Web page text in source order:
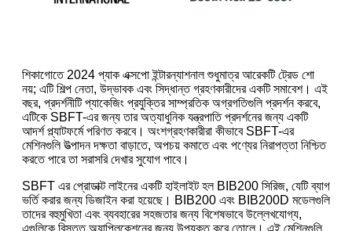
শিকাগোতে 2024 প্যাক এক্সপো ইন্টারন্যাশনাল শুধুমাত্র আরেকটি ট্রেড শো
নয়; এটি শিল্প নেতা, উদ্ভাবক এবং সিদ্ধান্ত গ্রহণকারীদের একটি সমাবেশ। এই
বছর, প্রদর্শনীটি প্যাকেজিং প্রযুক্তির সাম্প্রতিক অগ্রগতিগুলি প্রদর্শন করবে,
এটিকে SBFT-এর জন্য তার অত্যাধুনিক যন্ত্রপাতি প্রদর্শনের জন্য একটি
আদর্শ প্ল্যাটফর্মে পরিণত করবে। অংশগ্রহণকারীরা কীভাবে SBFT-এর
মেশিনগুলি উত্পাদন দক্ষতা বাড়াতে, অপচয় কমাতে এবং পণ্যের নিরাপত্তা নিশ্চিত
করতে পারে তা সরাসরি দেখার সুযোগ পাবে।
SBFT এর প্রোডাক্ট লাইনের একটি হাইলাইট হল BIB200 সিরিজ, যেটি ব্যাগ
ভর্তি করার জন্য ডিজাইন করা হয়েছে। BIB200 এবং BIB200D মডেলগুলি
তাদের বহুমুখিতা এবং ব্যবহারের সহজতার জন্য বিশেষভাবে উল্লেখযোগ্য,
এগুলিকে বিস্তৃত অ্যাপ্লিকেশনের জন্য উপযুক্ত করে তোলে। এই মেশিনগুলি